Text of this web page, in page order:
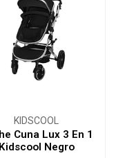
KIDSCOOL
Cuna Lux 3 En 1
Kidscool Negro